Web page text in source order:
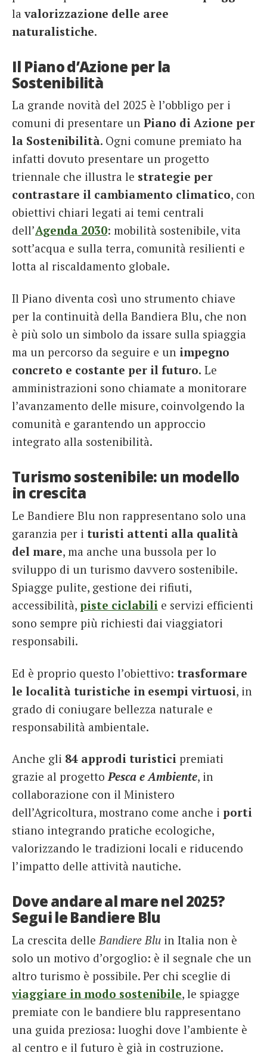
lavalorizzazione delle aree
naturalistiche.
Il Piano d’Azione per la
Sostenibilità
La grande novità del 2025 è l’obbligo per i
comuni di presentare un Piano di Azione per
la Sostenibilità. Ogni comune premiato ha
infatti dovuto presentare un progetto
triennale che illustra le strategie per
contrastare il cambiamento climatico, con
obiettivi chiari legati ai temi centrali
dell’Agenda 2030: mobilità sostenibile, vita
sott’acqua e sulla terra, comunità resilienti e
lotta al riscaldamento globale.
Il Piano diventa così uno strumento chiave
per la continuità della Bandiera Blu, che non
è più solo un simbolo da issare sulla spiaggia
ma un percorso da seguire e un impegno
concreto e costante per il futuro. Le
amministrazioni sono chiamate a monitorare
l’avanzamento delle misure, coinvolgendo la
comunità e garantendo un approccio
integrato alla sostenibilità.
Turismo sostenibile: un modello
in crescita
Le Bandiere Blu non rappresentano solo una
garanzia per i turisti attenti alla qualità
del mare, ma anche una bussola per lo
sviluppo di un turismo davvero sostenibile.
Spiagge pulite, gestione dei rifiuti,
accessibilità, piste ciclabili e servizi efficienti
sono sempre più richiesti dai viaggiatori
responsabili.
Ed è proprio questo l’obiettivo: trasformare
le località turistiche in esempi virtuosi, in
grado di coniugare bellezza naturale e
responsabilità ambientale.
Anche gli 84 approdi turistici premiati
grazie al progettoPesca e Ambiente, in
collaborazione con il Ministero
dell’Agricoltura, mostrano come anche i porti
stiano integrando pratiche ecologiche,
valorizzando le tradizioni locali e riducendo
l’impatto delle attività nautiche.
Dove andare al mare nel 2025?
Segui le Bandiere Blu
La crescita delle Bandiere Blu in Italia non è
solo un motivo d’orgoglio: è il segnale che un
altro turismo è possibile. Per chi sceglie di
viaggiare in modo sostenibile, le spiagge
premiate con le bandiere blu rappresentano
una guida preziosa: luoghi dove l’ambiente è
al centro e il futuro è già in costruzione.